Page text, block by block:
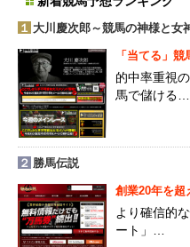
１ 大川慶次郎～競馬の神様と女
「当てる」競
的中率重視
馬で儲ける…
２ 勝馬伝説
創業20年を超
より確信的
ート」…